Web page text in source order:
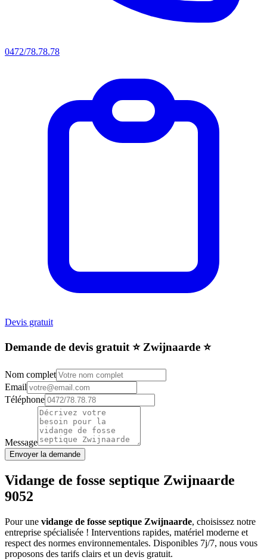
0472/78.78.78
Devis gratuit
Demande de devis gratuit ⭐️ Zwijnaarde ⭐️
Nom complet
Email
Téléphone
Message
Envoyer la demande
Vidange de fosse septique Zwijnaarde
9052
Pour une vidange de fosse septique Zwijnaarde, choisissez notre
entreprise spécialisée ! Interventions rapides, matériel moderne et
respect des normes environnementales. Disponibles 7j/7, nous vous
proposons des tarifs clairs et un devis gratuit.